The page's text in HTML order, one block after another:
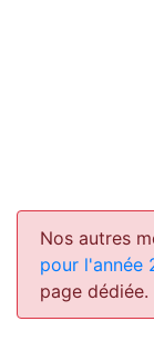
Nos autres
pour l'année
page dédiée.